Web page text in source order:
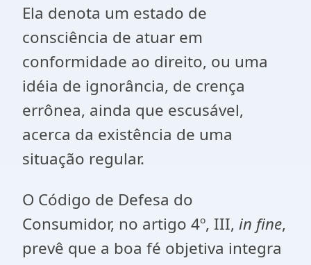
Ela denota um estado de
consciência de atuar em
conformidade ao direito, ou uma
idéia de ignorância, de crença
errônea, ainda que escusável,
acerca da existência de uma
situação regular.
O Código de Defesa do
Consumidor, no artigo 4º, III, in fine,
prevê que a boa fé objetiva integra